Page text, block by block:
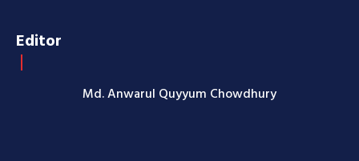
Editor
Md. Anwarul Quyyum Chowdhury